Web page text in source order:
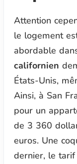
Attention
le logement
abordable
californien
États-Unis,
Ainsi, à San
pour un
de 3 360
euros. Une
dernier, le